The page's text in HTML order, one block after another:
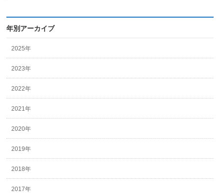
年別アーカイブ
2025年
2023年
2022年
2021年
2020年
2019年
2018年
2017年